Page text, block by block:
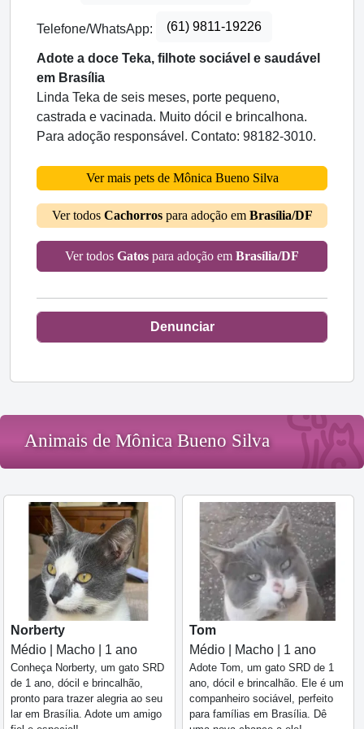
Telefone/WhatsApp: (61) 9811-19226
Adote a doce Teka, filhote sociável e saudável
em Brasília
Linda Teka de seis meses, porte pequeno,
castrada e vacinada. Muito dócil e brincalhona.
Para adoção responsável. Contato: 98182-3010.
Ver mais pets de Mônica Bueno Silva
Ver todos Cachorrospara adoção em Brasília/DF
Ver todos Gatos para adoção em Brasília/DF
Denunciar
Animais de Mônica Bueno Silva
Norberty
Médio | Macho | 1 ano
Conheça Norberty, um gato SRD
de 1 ano, dócil e brincalhão,
pronto para trazer alegria ao seu
lar em Brasília. Adote um amigo
Tom
Médio | Macho | 1 ano
Adote Tom, um gato SRD de 1
ano, dócil e brincalhão. Ele é um
companheiro sociável, perfeito
para famílias em Brasília. Dê